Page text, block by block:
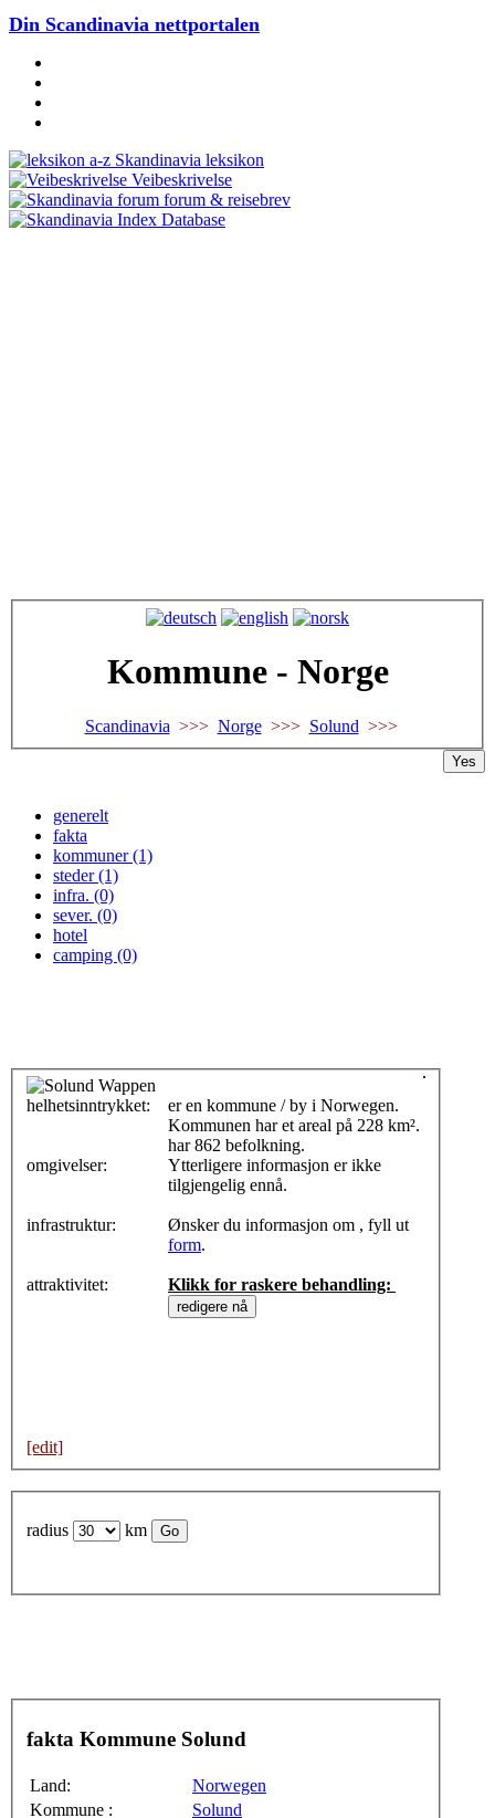
Din Scandinavia nettportalen
Skandinavia leksikon
Veibeskrivelse
forum & reisebrev
Database
Kommune - Norge
Scandinavia >>> Norge>>> Solund
generelt
fakta
kommuner (1)
steder (1)
infra. (0)
sever. (0)
hotel
camping (0)
helhetsinntrykket:
omgivelser:
infrastruktur:
attraktivitet:
er en kommune / by i Norwegen.
Kommunen har et areal på 228 km².
har 862 befolkning.
Ytterligere informasjon er ikke
tilgjengelig ennå.
Ønsker du informasjon om , fyll ut
form.
Klikk for raskere behandling:
[edit]
radius km
fakta Kommune Solund
Land:
Norwegen
Kommune :
Solund
Yes